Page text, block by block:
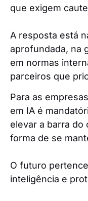
que exigem
A resposta está
aprofundada, na
em normas
parceiros que
Para as
em IA é
elevar a barra do
forma de se
O futuro
inteligência e